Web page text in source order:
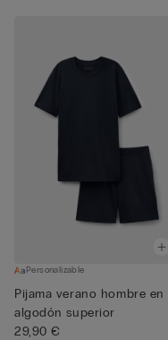
Personalizable
Pijama verano hombre en
algodón superior
29,90 €